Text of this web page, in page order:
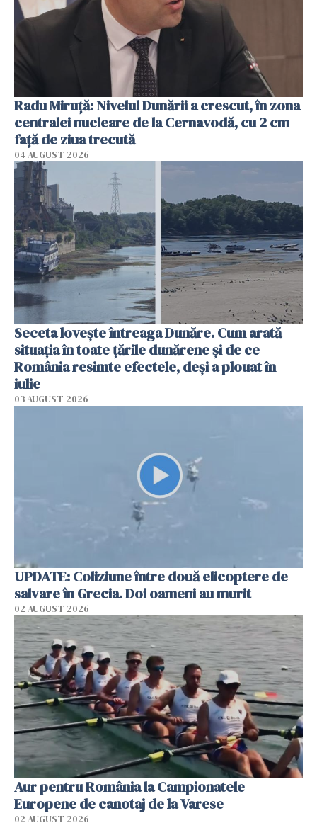
Radu Miruţă: Nivelul Dunării a crescut, în zona
centralei nucleare de la Cernavodă, cu 2 cm
faţă de ziua trecută
04 AUGUST 2026
Seceta lovește întreaga Dunăre. Cum arată
situația în toate țările dunărene și de ce
România resimte efectele, deși a plouat în
iulie
03 AUGUST 2026
UPDATE: Coliziune între două elicoptere de
salvare în Grecia. Doi oameni au murit
02 AUGUST 2026
Aur pentru România la Campionatele
Europene de canotaj de la Varese
02 AUGUST 2026